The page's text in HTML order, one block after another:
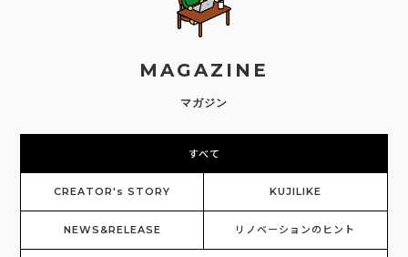
MAGAZINE
マガジン
すべて
CREATOR's STORY KUJILIKE
NEWS&RELEASE リノベーションのヒント